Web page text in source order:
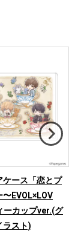
ケース「恋とプ
EVOL×LOV
ーカップver.(グ
ラスト)